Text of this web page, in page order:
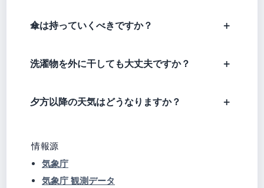
傘は持っていくべきですか？
洗濯物を外に干しても大丈夫ですか？
夕方以降の天気はどうなりますか？
情報源
気象庁
気象庁 観測データ